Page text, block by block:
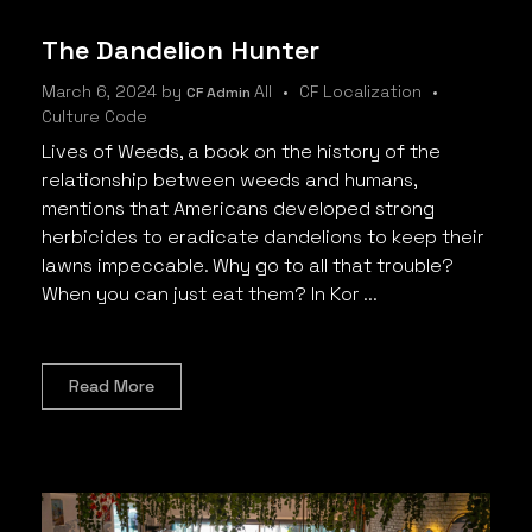
The Dandelion Hunter
March 6, 2024 by CF Admin All
CF Localization
Culture Code
Lives of Weeds, a book on the history of the
relationship between weeds and humans,
mentions that Americans developed strong
herbicides to eradicate dandelions to keep their
lawns impeccable. Why go to all that trouble?
When you can just eat them? In Kor ...
Read More